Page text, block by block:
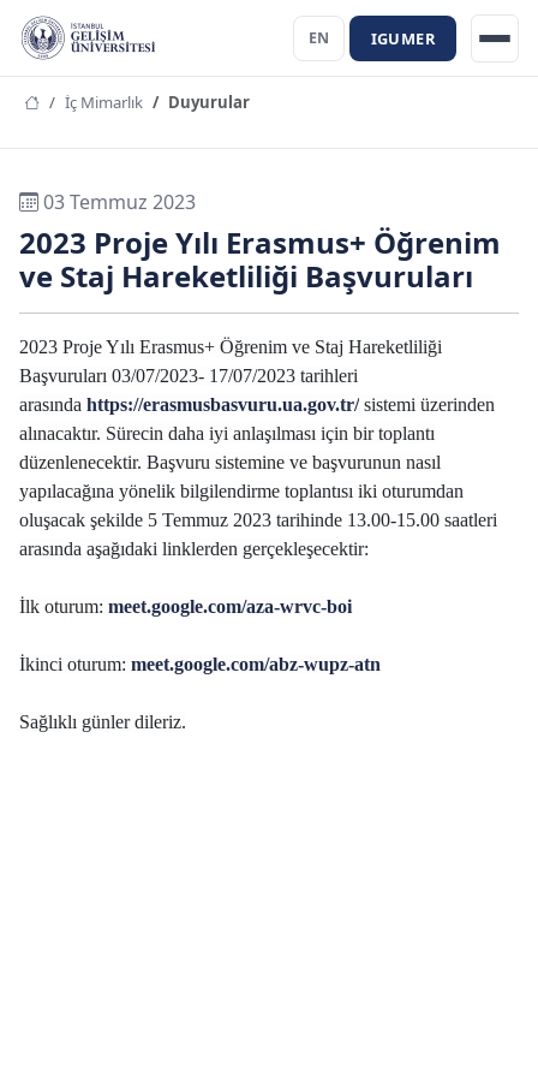
EN IGUMER
İç Mimarlık Duyurular
03 Temmuz 2023
2023 Proje Yılı Erasmus+ Öğrenim
ve Staj Hareketliliği Başvuruları
2023 Proje Yılı Erasmus+ Öğrenim ve Staj Hareketliliği
Başvuruları 03/07/2023- 17/07/2023 tarihleri
arasında https://erasmusbasvuru.ua.gov.tr/ sistemi üzerinden
alınacaktır. Sürecin daha iyi anlaşılması için bir toplantı
düzenlenecektir. Başvuru sistemine ve başvurunun nasıl
yapılacağına yönelik bilgilendirme toplantısı iki oturumdan
oluşacak şekilde 5 Temmuz 2023 tarihinde 13.00-15.00 saatleri
arasında aşağıdaki linklerden gerçekleşecektir:
İlk oturum: meet.google.com/aza-wrvc-boi
İkinci oturum: meet.google.com/abz-wupz-atn
Sağlıklı günler dileriz.